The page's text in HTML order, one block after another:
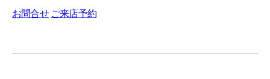
お問合せ ご来店予約